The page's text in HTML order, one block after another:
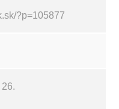
?p=105877